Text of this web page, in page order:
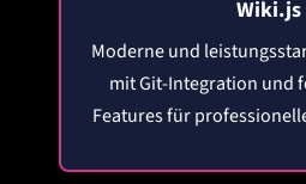
Wiki.js
Moderne und
mit Git-Integration und
Features für